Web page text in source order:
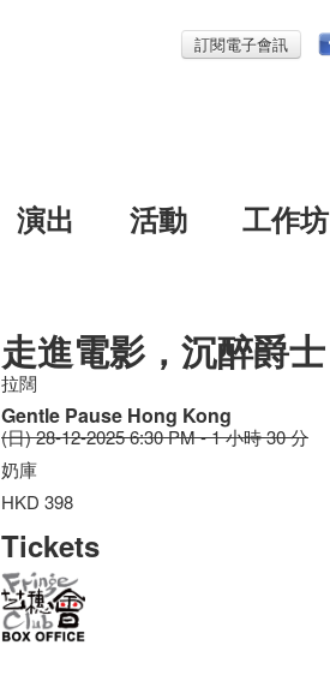
訂閱電子會訊
演出 活動
工作坊
走進電影，沉醉爵士
拉闊
Gentle Pause Hong Kong
(日) 28-12-2025 6:30 PM - 1 小時 30 分
奶庫
HKD 398
Tickets